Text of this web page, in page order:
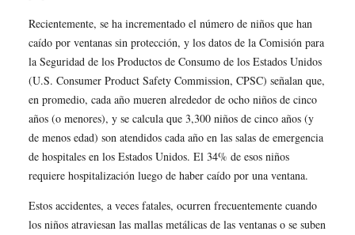
Recientemente, se ha incrementado el número de niños que han
caído por ventanas sin protección, y los datos de la Comisión para
la Seguridad de los Productos de Consumo de los Estados Unidos
(U.S. Consumer Product Safety Commission, CPSC) señalan que,
en promedio, cada año mueren alrededor de ocho niños de cinco
años (o menores), y se calcula que 3,300 niños de cinco años (y
de menos edad) son atendidos cada año en las salas de emergencia
de hospitales en los Estados Unidos. El 34% de esos niños
requiere hospitalización luego de haber caído por una ventana.
Estos accidentes, a veces fatales, ocurren frecuentemente cuando
los niños atraviesan las mallas metálicas de las ventanas o se suben